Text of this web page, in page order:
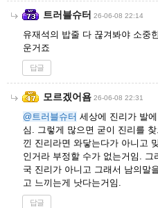
트러블슈터 26-06-08 22:14
유재석의 밥줄 다 끊겨봐야 소중
운거죠
답글
모르겠어욤 26-06-08 22:31
@트러블슈터 세상에 진리가 발
심. 그렇게 많으면 굳이 진리를
낀 진리라면 와닿는다가 아니고
인거라 부정할 수가 없는거임. 그
국 진리가 아니고 그래서 남의말
고 느끼는게 낫다는거임.
답글